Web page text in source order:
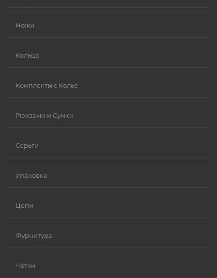
Ножи
Кольца
Комплекты с Колье
Рюкзами и Сумки
Серьги
Упаковка
Цепи
Фурнитура
Чётки